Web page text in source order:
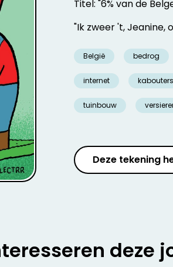
Titel: "6% van de
"Ik zweer 't, Jeanine,
België bedrog
internet kabouters
tuinbouw
Deze tekening
deze